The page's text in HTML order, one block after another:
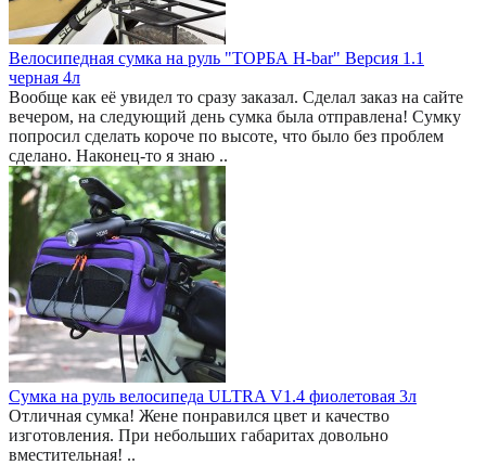
Велосипедная сумка на руль "ТОРБА H-bar" Версия 1.1
черная 4л
Вообще как её увидел то сразу заказал. Сделал заказ на сайте
вечером, на следующий день сумка была отправлена! Сумку
попросил сделать короче по высоте, что было без проблем
сделано. Наконец-то я знаю ..
Сумка на руль велосипеда ULTRA V1.4 фиолетовая 3л
Отличная сумка! Жене понравился цвет и качество
изготовления. При небольших габаритах довольно
вместительная! ..